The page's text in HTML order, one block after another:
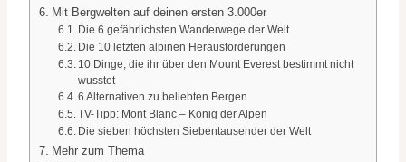
Mit Bergwelten auf deinen ersten 3.000er
Die 6 gefährlichsten Wanderwege der Welt
Die 10 letzten alpinen Herausforderungen
10 Dinge, die ihr über den Mount Everest bestimmt nicht
wusstet
6 Alternativen zu beliebten Bergen
TV-Tipp: Mont Blanc – König der Alpen
Die sieben höchsten Siebentausender der Welt
Mehr zum Thema